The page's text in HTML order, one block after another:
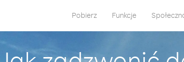
Pobierz Funkcje